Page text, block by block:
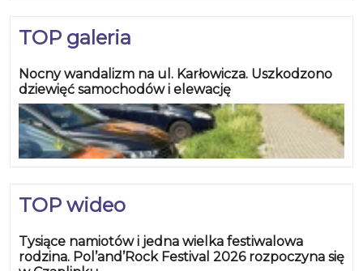
TOP galeria
Nocny wandalizm na ul. Karłowicza. Uszkodzono
dziewięć samochodów i elewację
TOP wideo
Tysiące namiotów i jedna wielka festiwalowa
rodzina. Pol’and’Rock Festival 2026 rozpoczyna się